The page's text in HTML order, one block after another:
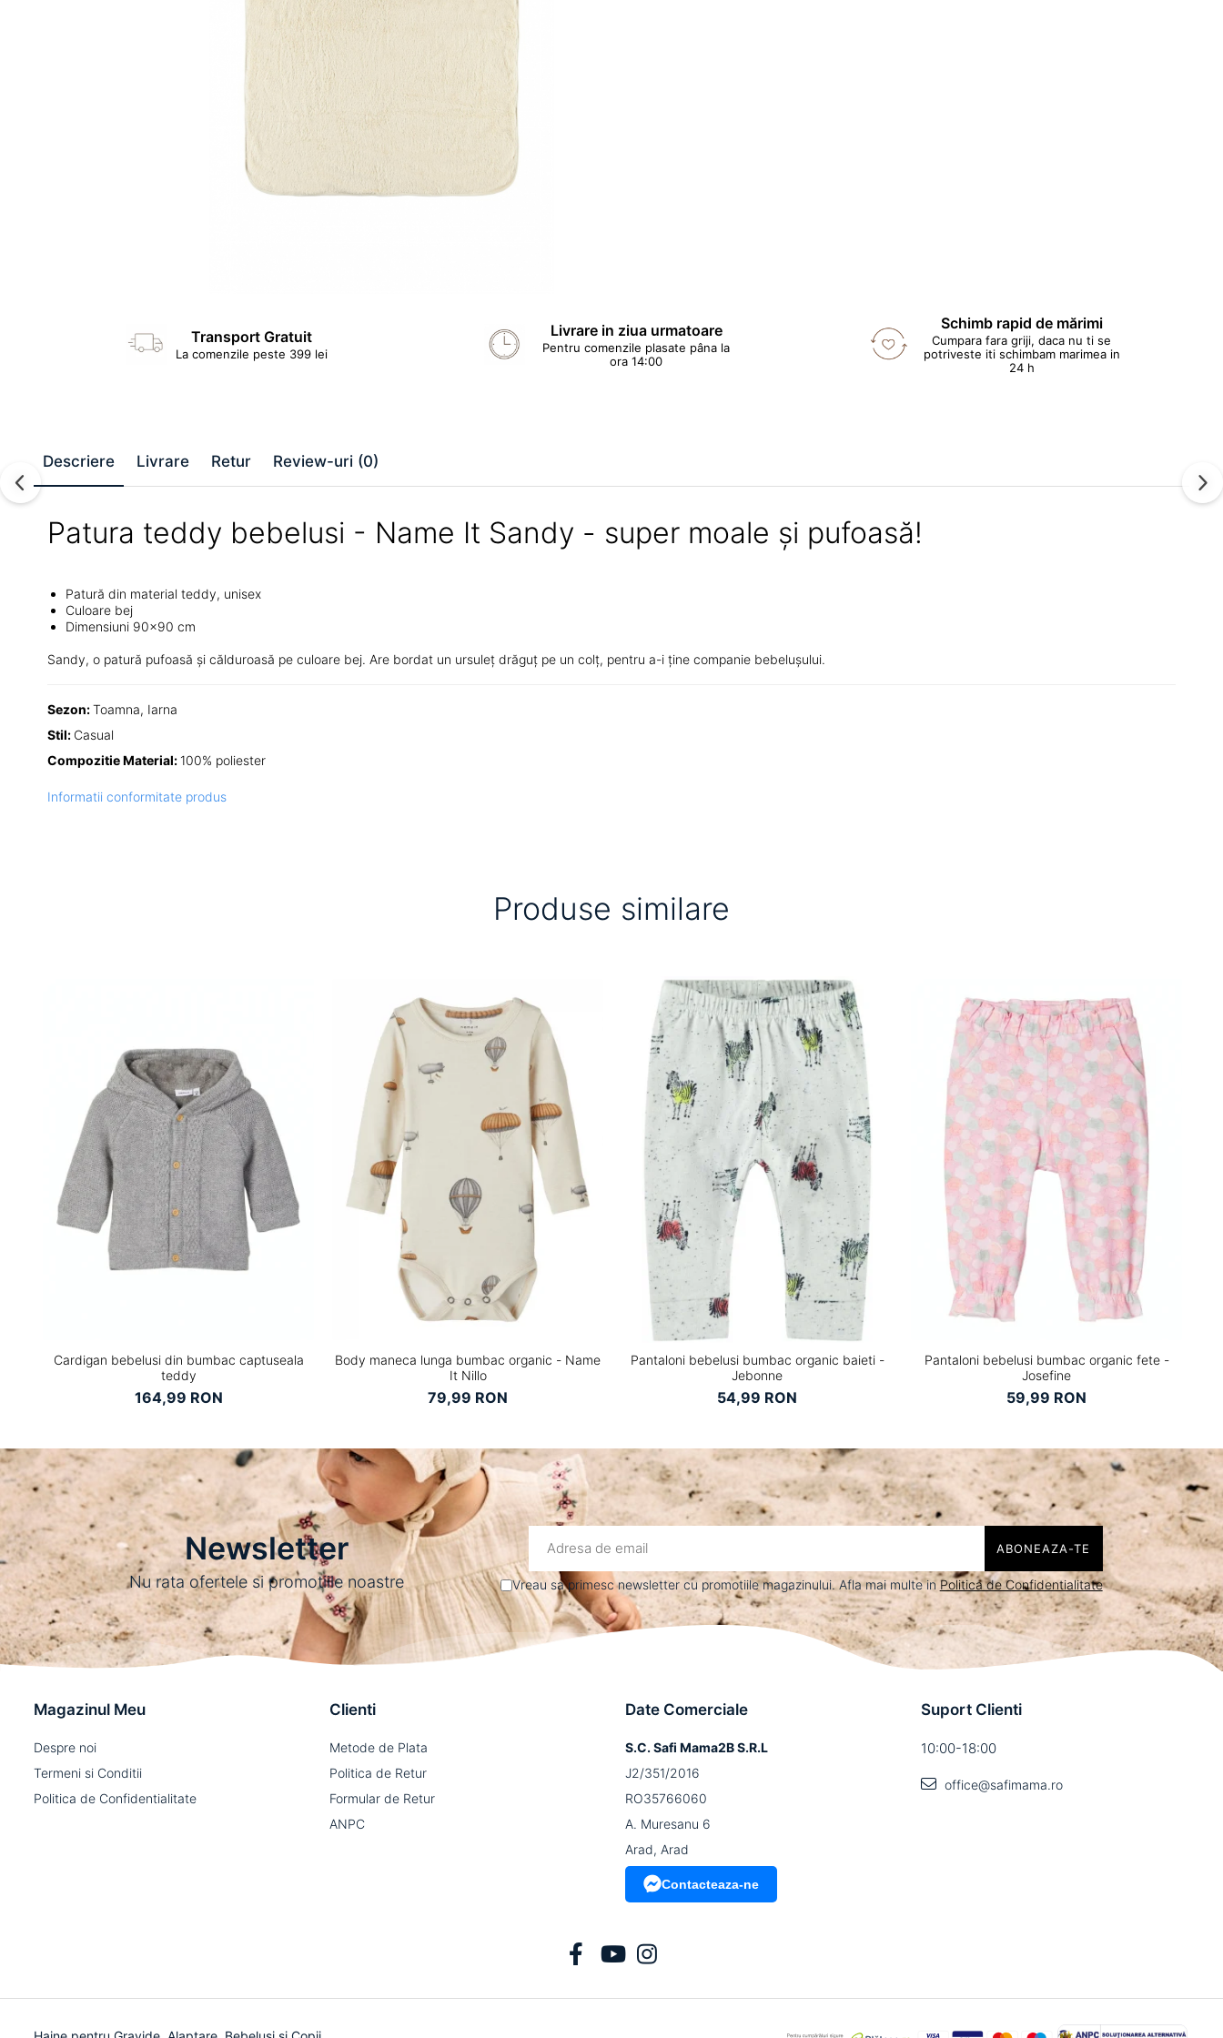
Transport Gratuit
La comenzile peste 399 lei
Livrare in ziua urmatoare
Pentru comenzile plasate pâna la
ora 14:00
Schimb rapid de mărimi
Cumpara fara griji, daca nu ti se
potriveste iti schimbam marimea in
24 h
Descriere Livrare Retur Review-uri (0)
Patura teddy bebelusi - Name It Sandy - super moale și pufoasă!
Patură din material teddy, unisex
Culoare bej
Dimensiuni 90x90 cm
Sandy, o patură pufoasă și călduroasă pe culoare bej. Are bordat un ursuleț drăguț pe un colț, pentru a-i ține companie bebelușului.
Sezon:Toamna, Iarna
Stil: Casual
Compozitie Material: 100% poliester
Informatii conformitate produs
Produse similare
Cardigan bebelusi din bumbac captuseala
teddy
164,99 RON
Body maneca lunga bumbac organic - Name
It Nillo
79,99 RON
Pantaloni bebelusi bumbac organic baieti -
Jebonne
54,99 RON
Pantaloni bebelusi bumbac organic fete -
Josefine
59,99 RON
Newsletter
Nu rata ofertele si promotiile noastre Vreau sa primesc newsletter cu promotiile magazinului. Afla mai multe inPolitica de Confidentialitate
Magazinul Meu
Despre noi
Termeni si Conditii
Politica de Confidentialitate
Clienti
Metode de Plata
Politica de Retur
Formular de Retur
ANPC
Date Comerciale
S.C. Safi Mama2B S.R.L
J2/351/2016
RO35766060
A. Muresanu 6
Arad, Arad
Contacteaza-ne
Suport Clienti
10:00-18:00
office@safimama.ro